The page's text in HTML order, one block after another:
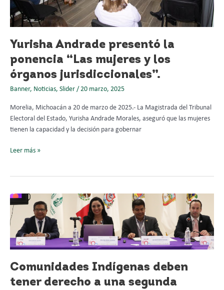
Yurisha Andrade presentó la
ponencia “Las mujeres y los
órganos jurisdiccionales”.
Banner, Noticias, Slider / 20 marzo, 2025
Morelia, Michoacán a 20 de marzo de 2025.- La Magistrada del Tribunal
Electoral del Estado, Yurisha Andrade Morales, aseguró que las mujeres
tienen la capacidad y la decisión para gobernar
jurisdiccionales”.
Leer más »
Comunidades Indígenas deben
tener derecho a una segunda
Comunidades
Indígenas
deben
tener
derecho
una
instancia